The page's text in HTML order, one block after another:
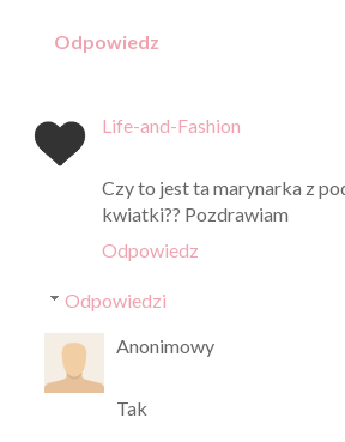
Odpowiedz
Life-and-Fashion
Czy to jest ta marynarka z
kwiatki?? Pozdrawiam
Odpowiedz
Odpowiedzi
Anonimowy
Tak